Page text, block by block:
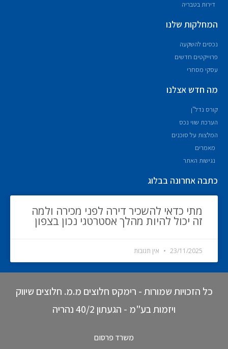
דירות בטבריה
המחלקות שלנו
נכסים להשקעה
פרוייקטים חדשים
עסקי מסחרי
מה חדש אצלנו
קורס נדל"ן
הערכת שווי נכס
המלצות על סוכנים
מאמרים
נגישות האתר
כתבה אחרונה בבלוג
מתי כדאי להשכיר דירה לפני מכירה ולמה
זה יכול להיות מהלך אסטרטגי נכון בצפון
23/11/2025 אין תגובות
כל הזכויות שמורות - רימקס חלוצים מ.מ. חלוצים שיווק
ויזמות בע"מ - הגעתון 40/2 נהריה
משרד פרסום